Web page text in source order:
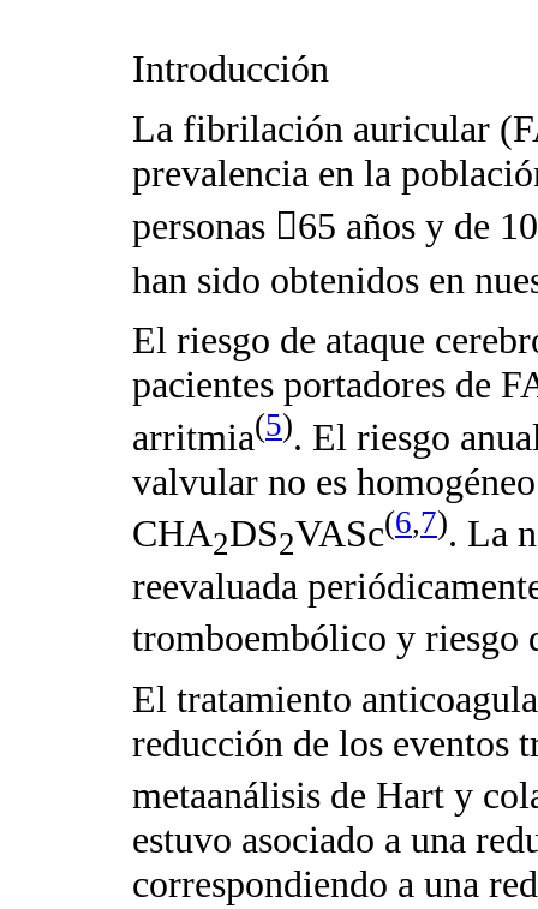
Introducción
La fibrilación auricular
prevalencia en la
personas 65 años y de
han sido obtenidos en
El riesgo de ataque
pacientes portadores de
arritmia(5). El riesgo
valvular no es
CHA2DS2VASc(6,7). La
reevaluada
tromboembólico y riesgo
El tratamiento
reducción de los eventos
metaanálisis de Hart y
estuvo asociado a una
correspondiendo a una